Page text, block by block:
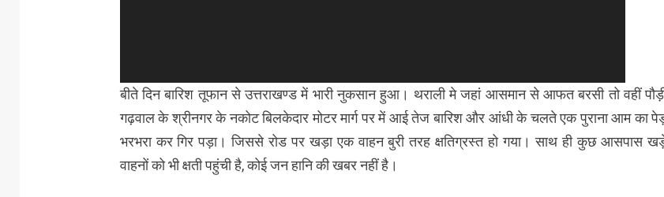
बीते दिन बारिश तूफान से उत्तराखण्ड में भारी नुकसान हुआ। थराली मे जहां आसमान से आफत बरसी तो‌ वहीं
गढ़वाल के श्रीनगर के नकोट बिलकेदार मोटर मार्ग पर में आई तेज बारिश और आंधी के चलते एक पुराना आम का
भरभरा कर गिर पड़ा। जिससे रोड पर खड़ा एक वाहन बुरी तरह क्षतिग्रस्त हो गया। साथ ही कुछ आसपास
वाहनों को भी क्षती पहुंची है, कोई जन हानि‌ की‌ खबर नहीं है।